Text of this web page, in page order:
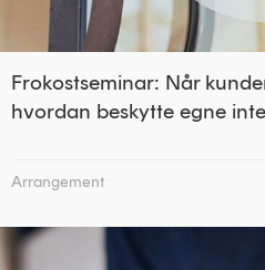
Frokostseminar: Når
hvordan beskytte egne
Arrangement